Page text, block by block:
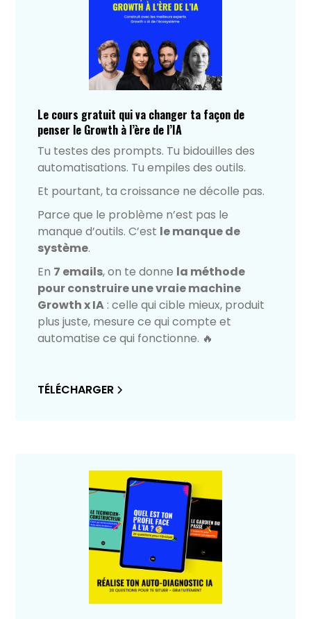
Le cours gratuit qui va changer ta façon de
penser le Growth à l’ère de l’IA
Tu testes des prompts. Tu bidouilles des
automatisations. Tu empiles des outils.
Et pourtant, ta croissance ne décolle pas.
Parce que le problème n’est pas le
manque d’outils. C’est le manque de
système.
En 7 emails, on te donne la méthode
pour construire une vraie machine
Growth x IA : celle qui cible mieux, produit
plus juste, mesure ce qui compte et
automatise ce qui fonctionne. 🔥
TÉLÉCHARGER